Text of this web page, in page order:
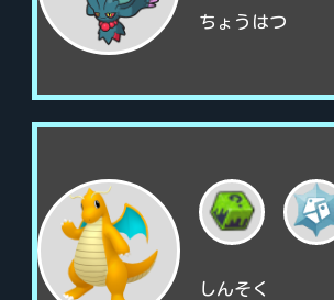
ちょうはつ
しんそく